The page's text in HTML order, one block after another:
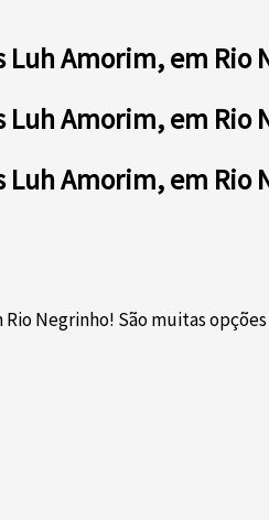
Luh Amorim, em Rio
Luh Amorim, em Rio
Luh Amorim, em Rio
Negrinho! São muitas